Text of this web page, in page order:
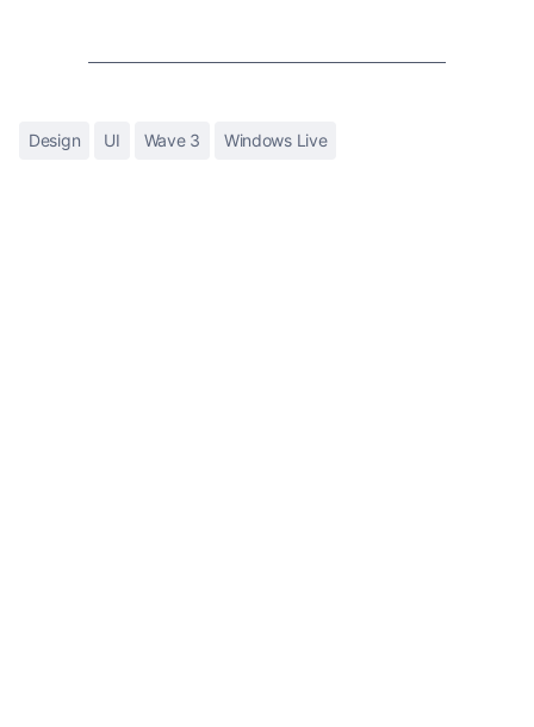
Design UI Wave 3 Windows Live